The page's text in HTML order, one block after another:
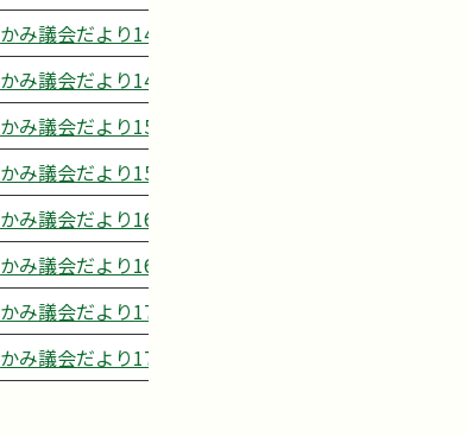
かみ議会だより14ページ(PDFファイル:1002.6KB)
かみ議会だより14ページ(PDFファイル:1002.6KB)
かみ議会だより15ページ(PDFファイル:1.1MB)
かみ議会だより15ページ(PDFファイル:1.1MB)
かみ議会だより16ページ(PDFファイル:1.2MB)
かみ議会だより16ページ(PDFファイル:1.2MB)
かみ議会だより17ページ(PDFファイル:1.2MB)
かみ議会だより17ページ(PDFファイル:1.2MB)